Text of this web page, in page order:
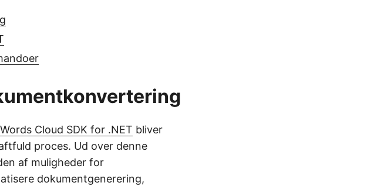
Cloud SDK for .NET bliver
proces. Ud over denne
af muligheder for
dokumentgenerering,